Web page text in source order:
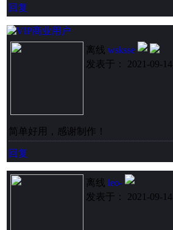
回复
离线 wsksse
发表于： 2021-09-14
简单好用，感谢制作！
回复
离线 leo-
发表于： 2021-09-14